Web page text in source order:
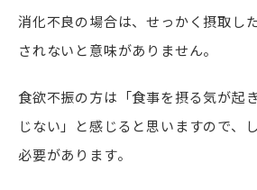
消化不良の場合は、せっかく摂取し
されないと意味がありません。
食欲不振の方は「食事を摂る気が起
じない」と感じると思いますので、
必要があります。